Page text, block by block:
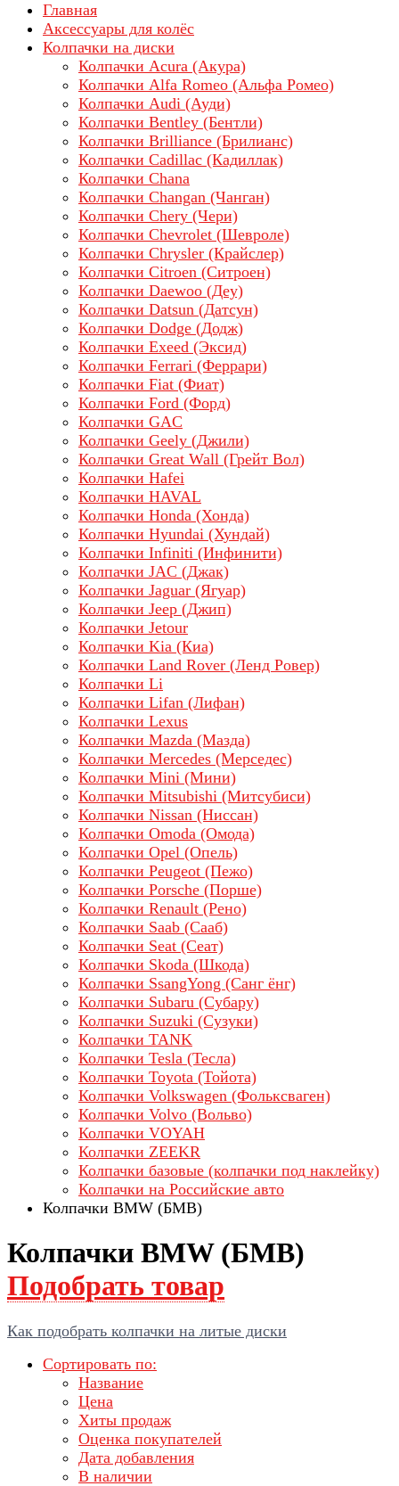
Главная
Аксессуары для колёс
Колпачки на диски
Колпачки Acura (Акура)
Колпачки Alfa Romeo (Альфа Ромео)
Колпачки Audi (Ауди)
Колпачки Bentley (Бентли)
Колпачки Brilliance (Брилианс)
Колпачки Cadillac (Кадиллак)
Колпачки Chana
Колпачки Changan (Чанган)
Колпачки Chery (Чери)
Колпачки Chevrolet (Шевроле)
Колпачки Chrysler (Крайслер)
Колпачки Citroen (Ситроен)
Колпачки Daewoo (Деу)
Колпачки Datsun (Датсун)
Колпачки Dodge (Додж)
Колпачки Exeed (Эксид)
Колпачки Ferrari (Феррари)
Колпачки Fiat (Фиат)
Колпачки Ford (Форд)
Колпачки GAC
Колпачки Geely (Джили)
Колпачки Great Wall (Грейт Вол)
Колпачки Hafei
Колпачки HAVAL
Колпачки Honda (Хонда)
Колпачки Hyundai (Хундай)
Колпачки Infiniti (Инфинити)
Колпачки JAC (Джак)
Колпачки Jaguar (Ягуар)
Колпачки Jeep (Джип)
Колпачки Jetour
Колпачки Kia (Киа)
Колпачки Land Rover (Ленд Ровер)
Колпачки Li
Колпачки Lifan (Лифан)
Колпачки Lехus
Колпачки Mazda (Мазда)
Колпачки Mercedes (Мерседес)
Колпачки Mini (Мини)
Колпачки Mitsubishi (Митсубиси)
Колпачки Nissan (Ниссан)
Колпачки Omoda (Омода)
Колпачки Opel (Опель)
Колпачки Peugeot (Пежо)
Колпачки Porsche (Порше)
Колпачки Renault (Рено)
Колпачки Saab (Сааб)
Колпачки Seat (Сеат)
Колпачки Skoda (Шкода)
Колпачки SsangYong (Санг ёнг)
Колпачки Subaru (Субару)
Колпачки Suzuki (Сузуки)
Колпачки TANK
Колпачки Tesla (Тесла)
Колпачки Toyota (Тойота)
Колпачки Volkswagen (Фольксваген)
Колпачки Volvo (Вольво)
Колпачки VOYAH
Колпачки ZEEKR
Колпачки базовые (колпачки под наклейку)
Колпачки на Российские авто
Колпачки BMW (БМВ)
Колпачки BMW (БМВ)
Подобрать товар
Как подобрать колпачки на литые диски
Сортировать по:
Название
Цена
Хиты продаж
Оценка покупателей
Дата добавления
В наличии